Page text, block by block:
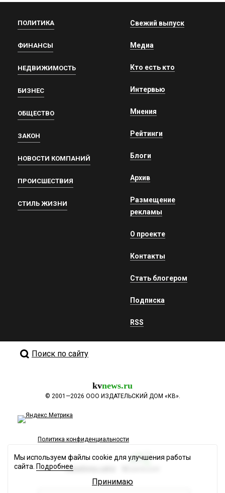
ПОЛИТИКА
ФИНАНСЫ
НЕДВИЖИМОСТЬ
БИЗНЕС
ОБЩЕСТВО
ЗАКОН
НОВОСТИ КОМПАНИЙ
ПРОИСШЕСТВИЯ
СТИЛЬ ЖИЗНИ
Свежий выпуск
Медиа
Кто есть кто
Интервью
Мнения
Рейтинги
Блоги
Архив
Размещение
рекламы
О проекте
Контакты
Стать блогером
Подписка
RSS
Поиск по сайту
kvnews.ru
© 2001—2026 ООО ИЗДАТЕЛЬСКИЙ ДОМ «КВ».
Политика конфиденциальности
Разработка сайта
Мы используем файлы cookie для улучшения работы
сайта. Подробнее
Принимаю